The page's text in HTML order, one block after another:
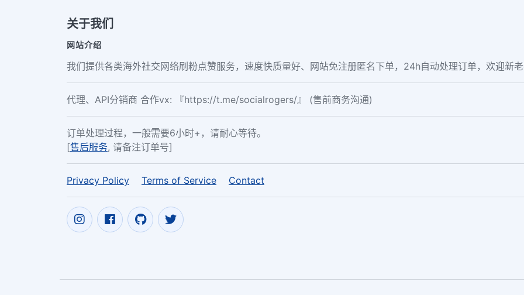
关于我们
网站介绍
我们提供各类海外社交网络刷粉点赞服务，速度快质量好、网站免注册匿名下单，24h自动处理订单，欢迎新老
代理、API分销商 合作vx: 『https://t.me/socialrogers/』 (售前商务沟通)
订单处理过程，一般需要6小时+，请耐心等待。
[售后服务, 请备注订单号]
Privacy Policy Terms of Service Contact